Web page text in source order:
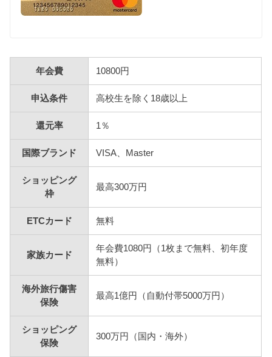
年会費 10800円
申込条件 高校生を除く18歳以上
還元率 1％
国際ブランド VISA、Master
ショッピング
枠
最高300万円
ETCカード 無料
家族カード
年会費1080円（1枚まで無料、初年度
無料）
海外旅行傷害
保険
最高1億円（自動付帯5000万円）
ショッピング
保険
300万円（国内・海外）